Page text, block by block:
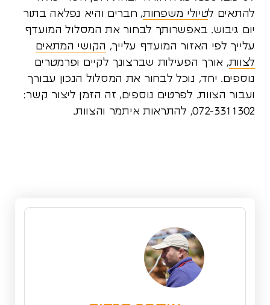
להתאים לטיולי משפחות, חברים והיא נפלאה בתור
יום גיבוש. באפשרותך לבחור את המסלול המועדף
עלייך לפי האזור המועדף עלייך, הקושי המתאים
לצוות, אורך הפעילות שברצונך לקיים ופרמטרים
נוספים. יחד, נוכל לבחור את המסלול הנכון עבורך
ועבור הצוות. לפרטים נוספים, זה הזמן ליצור קשר:
072-3311302, להתראות איתמר והצוות.